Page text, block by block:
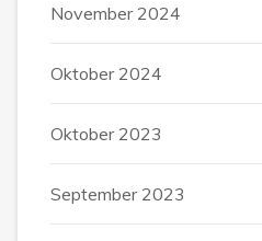
November 2024
Oktober 2024
Oktober 2023
September 2023